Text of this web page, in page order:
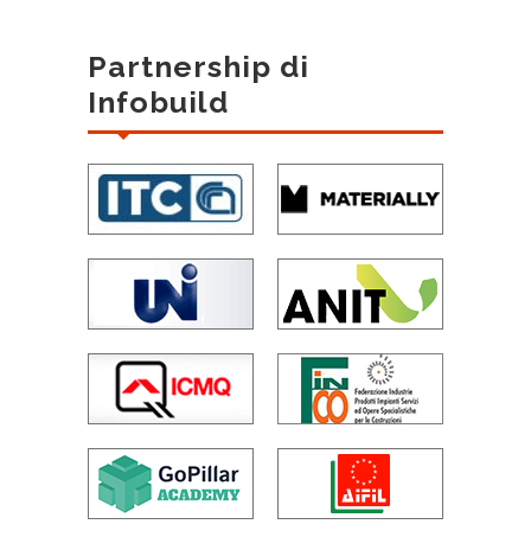
Partnership di
Infobuild